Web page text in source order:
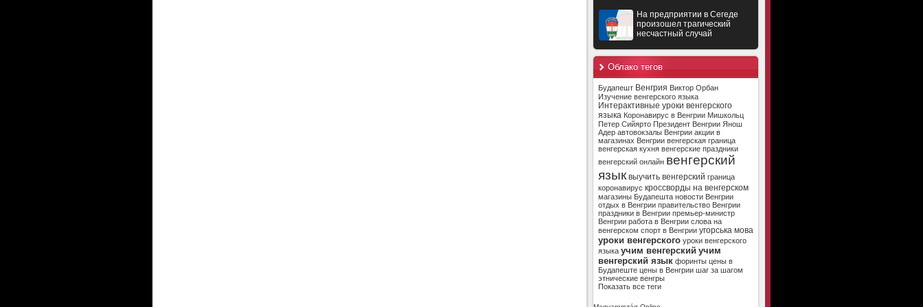
На предприятии в Сегеде
произошел трагический
несчастный случай
Облако тегов
Будапешт Венгрия Виктор Орбан
Изучение венгерского языка
Интерактивные уроки венгерского
языка Коронавирус в Венгрии Мишкольц
Петер Сийярто Президент Венгрии Янош
Адер автовокзалы Венгрии акции в
магазинах Венгрии венгерская граница
венгерская кухня венгерские праздники
венгерский онлайн венгерский
язык выучить венгерский граница
коронавирус кроссворды на венгерском
магазины Будапешта новости Венгрии
отдых в Венгрии правительство Венгрии
праздники в Венгрии премьер-министр
Венгрии работа в Венгрии слова на
венгерском спорт в Венгрии угорська мова
уроки венгерского уроки венгерского
языка учим венгерский учим
венгерский язык форинты цены в
Будапеште цены в Венгрии шаг за шагом
этнические венгры
Показать все теги